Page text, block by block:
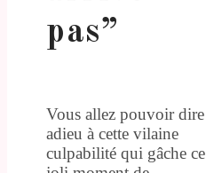
pas”
Vous allez pouvoir dire
adieu à cette vilaine
culpabilité qui gâche ce